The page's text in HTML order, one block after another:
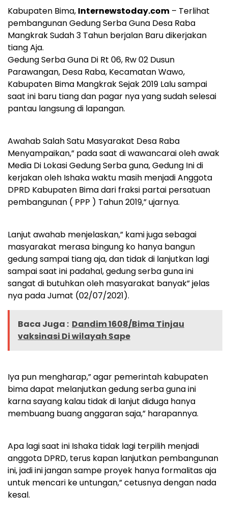
Kabupaten Bima, Internewstoday.com – Terlihat
pembangunan Gedung Serba Guna Desa Raba
Mangkrak Sudah 3 Tahun berjalan Baru dikerjakan
tiang Aja.
Gedung Serba Guna Di Rt 06, Rw 02 Dusun
Parawangan, Desa Raba, Kecamatan Wawo,
Kabupaten Bima Mangkrak Sejak 2019 Lalu sampai
saat ini baru tiang dan pagar nya yang sudah selesai
pantau langsung di lapangan.
Awahab Salah Satu Masyarakat Desa Raba
Menyampaikan,” pada saat di wawancarai oleh awak
Media Di Lokasi Gedung Serba guna, Gedung Ini di
kerjakan oleh Ishaka waktu masih menjadi Anggota
DPRD Kabupaten Bima dari fraksi partai persatuan
pembangunan ( PPP ) Tahun 2019,” ujarnya.
Lanjut awahab menjelaskan,” kami juga sebagai
masyarakat merasa bingung ko hanya bangun
gedung sampai tiang aja, dan tidak di lanjutkan lagi
sampai saat ini padahal, gedung serba guna ini
sangat di butuhkan oleh masyarakat banyak” jelas
nya pada Jumat (02/07/2021).
Baca Juga : Dandim 1608/Bima Tinjau
vaksinasi Di wilayah Sape
Iya pun mengharap,” agar pemerintah kabupaten
bima dapat melanjutkan gedung serba guna ini
karna sayang kalau tidak di lanjut diduga hanya
membuang buang anggaran saja,” harapannya.
Apa lagi saat ini Ishaka tidak lagi terpilih menjadi
anggota DPRD, terus kapan lanjutkan pembangunan
ini, jadi ini jangan sampe proyek hanya formalitas aja
untuk mencari ke untungan,” cetusnya dengan nada
kesal.